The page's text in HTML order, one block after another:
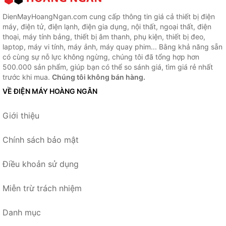
DienMayHoangNgan.com cung cấp thông tin giá cả thiết bị điện
máy, điện tử, điện lạnh, điện gia dụng, nội thất, ngoại thất, điện
thoại, máy tính bảng, thiết bị âm thanh, phụ kiện, thiết bị đeo,
laptop, máy vi tính, máy ảnh, máy quay phim... Bằng khả năng sẵn
có cùng sự nỗ lực không ngừng, chúng tôi đã tổng hợp hơn
500.000 sản phẩm, giúp bạn có thể so sánh giá, tìm giá rẻ nhất
trước khi mua. Chúng tôi không bán hàng.
VỀ ĐIỆN MÁY HOÀNG NGÂN
Giới thiệu
Chính sách bảo mật
Điều khoản sử dụng
Miễn trừ trách nhiệm
Danh mục